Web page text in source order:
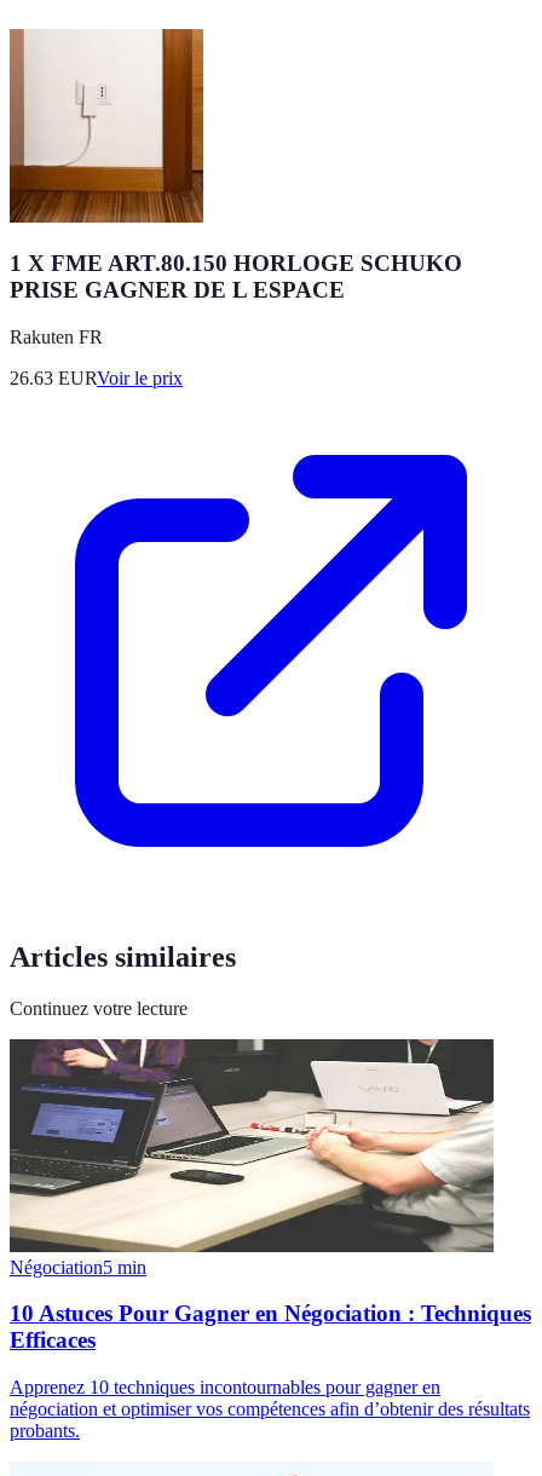
1 X FME ART.80.150 HORLOGE SCHUKO
PRISE GAGNER DE L ESPACE
Rakuten FR
26.63 EURVoir le prix
Articles similaires
Continuez votre lecture
Négociation5 min
10 Astuces Pour Gagner en Négociation : Techniques
Efficaces
Apprenez 10 techniques incontournables pour gagner en
négociation et optimiser vos compétences afin d’obtenir des résultats
probants.